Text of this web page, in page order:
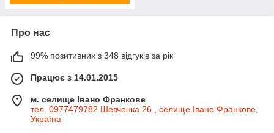
Про нас
99% позитивних з 348 відгуків за рік
Працює з 14.01.2015
м. селище Івано Франкове
тел. 0977479782 Шевченка 26 , селище Івано Франкове,
Україна